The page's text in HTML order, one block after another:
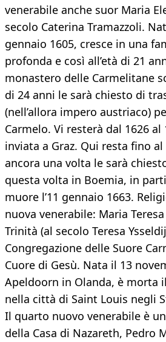
venerabile anche suor Maria
secolo Caterina Tramazzoli.
gennaio 1605, cresce in una
profonda e così all’età di 21
monastero delle Carmelitane
di 24 anni le sarà chiesto di
(nell’allora impero austriaco)
Carmelo. Vi resterà dal 1626 al
inviata a Graz. Qui resta fino
ancora una volta le sarà
questa volta in Boemia, in
muore l’11 gennaio 1663.
nuova venerabile: Maria
Trinità (al secolo Teresa
Congregazione delle Suore
Cuore di Gesù. Nata il 13
Apeldoorn in Olanda, è morta
nella città di Saint Louis negli
Il quarto nuovo venerabile è
della Casa di Nazareth, Pedro